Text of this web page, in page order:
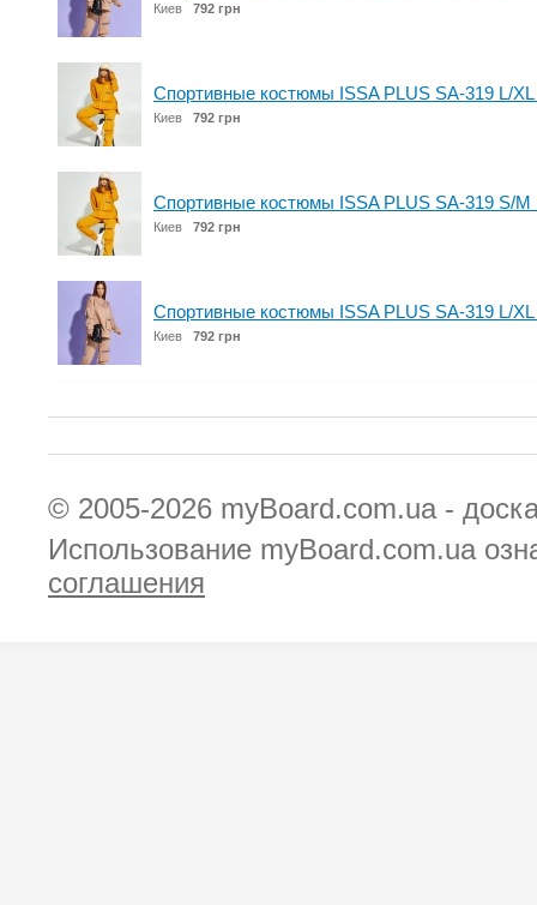
Киев 792 грн
Спортивные костюмы ISSA PLUS SA-319 L/XL
Киев 792 грн
Спортивные костюмы ISSA PLUS SA-319 S/M
Киев 792 грн
Спортивные костюмы ISSA PLUS SA-319 L/
Киев 792 грн
© 2005-2026 myBoard.com.ua -
Использование myBoard.com.ua
соглашения